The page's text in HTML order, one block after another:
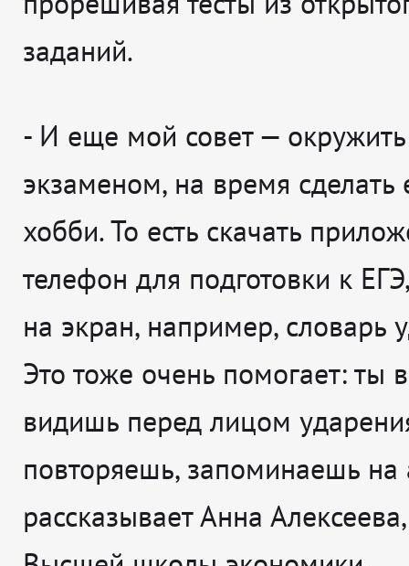
заданий.
- И еще мой совет — окружить
экзаменом, на время сделать
хобби. То есть скачать
телефон для подготовки к
на экран, например, словарь
Это тоже очень помогает: ты
видишь перед лицом
повторяешь, запоминаешь на
рассказываетАнна